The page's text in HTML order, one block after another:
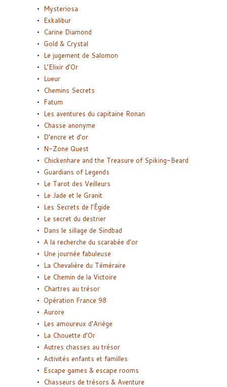
Mysteriosa
Exkalibur
Carine Diamond
Gold & Crystal
Le jugement de Salomon
L’Elixir d’Or
Lueur
Chemins Secrets
Fatum
Les aventures du capitaine Ronan
Chasse anonyme
D’encre et d’or
N-Zone Quest
Chickenhare and the Treasure of Spiking-Beard
Guardians of Legends
Le Tarot des Veilleurs
Le Jade et le Granit
Les Secrets de l’Égide
Le secret du destrier
Dans le sillage de Sindbad
A la recherche du scarabée d’or
Une journée fabuleuse
La Chevalière du Téméraire
Le Chemin de la Victoire
Chartres au trésor
Opération France 98
Aurore
Les amoureux d’Ariège
La Chouette d’Or
Autres chasses au trésor
Activités enfants et familles
Escape games & escape rooms
Chasseurs de trésors & Aventure